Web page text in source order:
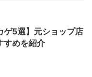
ゲ5選】元ショップ店
すめを紹介